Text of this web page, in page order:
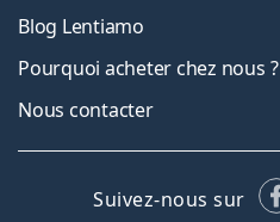
Blog Lentiamo
Pourquoi acheter chez nous ?
Nous contacter
Suivez-nous sur